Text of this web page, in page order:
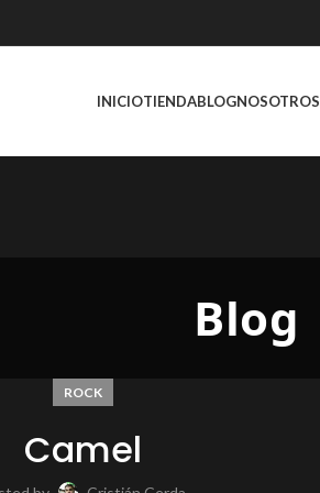
INICIOTIENDABLOGNOSOTROS
Blog
ROCK
Camel